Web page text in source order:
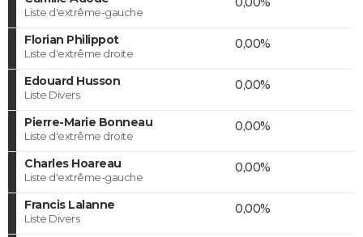
Liste d'extrême-gauche
Florian Philippot
Liste d'extrême droite
0,00%
Edouard Husson
Liste Divers
0,00%
Pierre-Marie Bonneau
Liste d'extrême droite
0,00%
Charles Hoareau
Liste d'extrême-gauche
0,00%
Francis Lalanne
Liste Divers
0,00%